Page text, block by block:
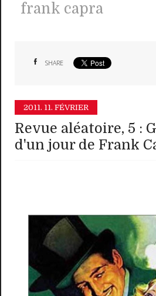
frank capra
SHARE
2011. 11. FÉVRIER
Revue aléatoire, 5 :
d'un jour de Frank